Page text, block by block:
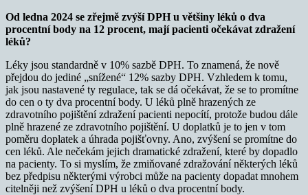
Od ledna 2024 se zřejmě zvýší DPH u většiny léků o dva
procentní body na 12 procent, mají pacienti očekávat zdražení
léků?
Léky jsou standardně v 10% sazbě DPH. To znamená, že nově
přejdou do jediné „snížené“ 12% sazby DPH. Vzhledem k tomu,
jak jsou nastavené ty regulace, tak se dá očekávat, že se to promítne
do cen o ty dva procentní body. U léků plně hrazených ze
zdravotního pojištění zdražení pacienti nepocítí, protože budou dále
plně hrazené ze zdravotního pojištění. U doplatků je to jen v tom
poměru doplatek a úhrada pojišťovny. Ano, zvýšení se promítne do
cen léků. Ale nečekám jejich dramatické zdražení, které by dopadlo
na pacienty. To si myslím, že zmiňované zdražování některých léků
bez předpisu některými výrobci může na pacienty dopadat mnohem
citelněji než zvýšení DPH u léků o dva procentní body.